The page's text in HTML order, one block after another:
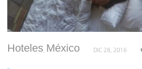
Hoteles, México DIC 28, 2016